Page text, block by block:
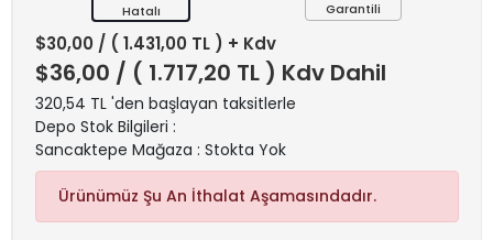
Hatalı
Garantili
$30,00 / ( 1.431,00 TL ) + Kdv
$36,00 / ( 1.717,20 TL ) Kdv Dahil
320,54 TL 'den başlayan taksitlerle
Depo Stok Bilgileri :
Sancaktepe Mağaza : Stokta Yok
Ürünümüz Şu An İthalat Aşamasındadır.